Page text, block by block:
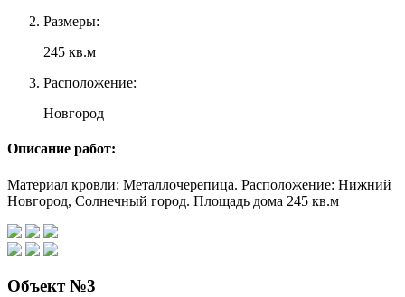
Размеры:
245 кв.м
Расположение:
Новгород
Описание работ:
Материал кровли: Металлочерепица. Расположение: Нижний
Новгород, Солнечный город. Площадь дома 245 кв.м
Объект №3